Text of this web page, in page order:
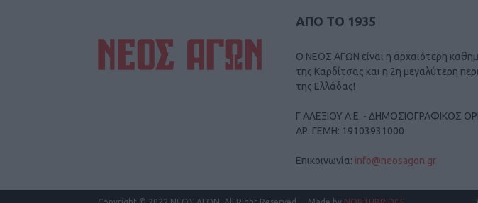
ΑΠΟ ΤΟ 1935
Ο ΝΕΟΣ ΑΓΩΝ είναι η αρχαιότερη
της Καρδίτσας και η 2η μεγαλύτερη
της Ελλάδας!
Γ ΑΛΕΞΙΟΥ Α.Ε. - ΔΗΜΟΣΙΟΓΡΑΦΙΚΟΣ
ΑΡ. ΓΕΜΗ: 19103931000
Επικοινωνία: info@neosagon.gr